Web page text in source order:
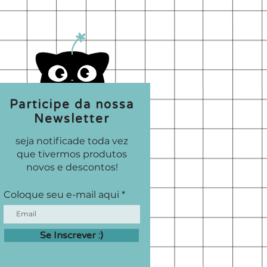
Participe da nossa
Newsletter
seja notificade toda vez
que tivermos produtos
novos e descontos!
Coloque seu e-mail aqui
Se Inscrever :)